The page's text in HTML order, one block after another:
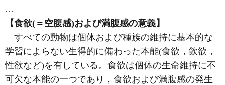
…
【食欲(＝空腹感)および満腹感の意義】
すべての動物は個体および種族の維持に基本的な
学習によらない生得的に備わった本能(食欲，飲欲，
性欲など)を有している。食欲は個体の生命維持に不
可欠な本能の一つであり，食欲および満腹感の発生